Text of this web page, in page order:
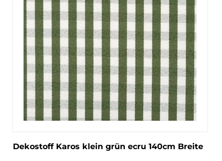
Dekostoff Karos klein grün ecru 140cm Breite